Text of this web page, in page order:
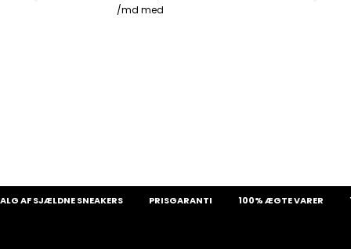
AF SJÆLDNE SNEAKERS PRISGARANTI 100% ÆGTE VARER